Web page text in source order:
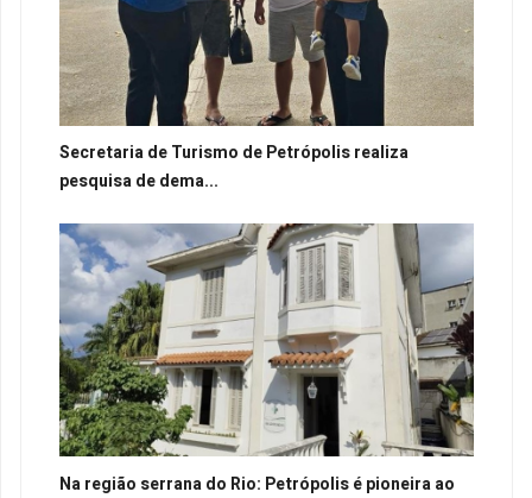
Secretaria de Turismo de Petrópolis realiza
pesquisa de dema...
Na região serrana do Rio: Petrópolis é pioneira ao